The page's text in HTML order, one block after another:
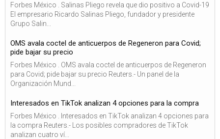
Forbes México . Salinas Pliego revela que dio positivo a Covid-19
El empresario Ricardo Salinas Pliego, fundador y presidente
Grupo Salin...
OMS avala coctel de anticuerpos de Regeneron para Covid;
pide bajar su precio
Forbes México . OMS avala coctel de anticuerpos de Regeneron
para Covid; pide bajar su precio Reuters.- Un panel de la
Organización Mund...
Interesados en TikTok analizan 4 opciones para la compra
Forbes México . Interesados en TikTok analizan 4 opciones para
la compra Reuters.- Los posibles compradores de TikTok
analizan cuatro ví...